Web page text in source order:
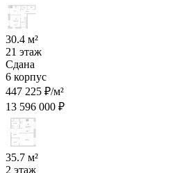
30.4 м²
21 этаж
Сдана
6 корпус
447 225 ₽/м²
13 596 000 ₽
35.7 м²
2 этаж